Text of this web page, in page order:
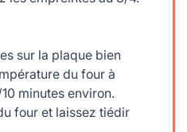
sur la plaque bien
du four à
minutes environ.
four et laissez tiédir